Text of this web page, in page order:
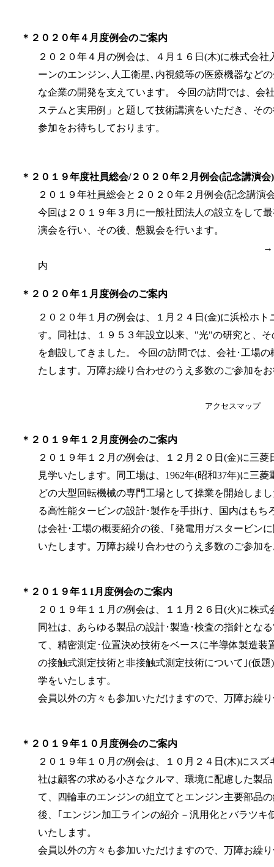
＊２０２０年４月度例会のご案内
２０２０年４月の例会は、４月１６日(木)に株式会
ーンのエンジン､人工衛星､内視鏡等の医療機器など
な企業の開発を支えています。 今回の訪問では、会
ステムと実用例」と題して技術講演をいただき、そ
参加をお待ちして
＊２０１９年度社員総会/２０２０年２月例会(記念講演
２０１９年社員総会と２０２０年２月例会(記念講
今回は２０１９年３月に一般社団法人の設立をして
演会を行い、その
→
内
＊２０２０年１月度例会のご案内
２０２０年１月の例会は、１月２４日(金)に浜松ホ
す。同社は、１９５３年設立以来、"光"の研究と、
を創設してきました。 今回の訪問では、会社･工場
たします。 万障お繰り合わせのうえ多数のご参加を
アクセスマッ
＊２０１９年１２月度例会のご案内
２０１９年１２月の例会は、１２月２０日(金)に三
見学いたします。同工場は、1962年(昭和37年)に三
どの大型回転機械の専門工場として操業を開始しま
る高性能タービンの設計･製作を手掛け、国内はも
は会社･工場の概要紹介の後、｢発電用ガスタービン
いたします。 万障お繰り合わせのうえ多数のご参加
＊２０１９年１1月度例会のご案内
２０１９年１１月の例会は、１１月２６日(火)に株
同社は、あらゆる製品の設計･製造･検査の指針とな
て、精密測定･位置決め技術をベースに半導体製造
の接触式測定技術と非接触式測定技術について｣(仮
学をいたします。
会員以外の方々も参加いただけますので、 万障お繰
＊２０１９年１０月度例会のご案内
２０１９年１０月の例会は、１０月２４日(木)にス
社は顧客の求める小さなクルマ、環境に配慮した製
て、
四輪車のエンジンの組立てとエンジン主要部品
後、｢エンジン加工ラインの紹介－汎用化とバラツ
いたします。
会員以外の方々も参加いただけますので、 万障お繰